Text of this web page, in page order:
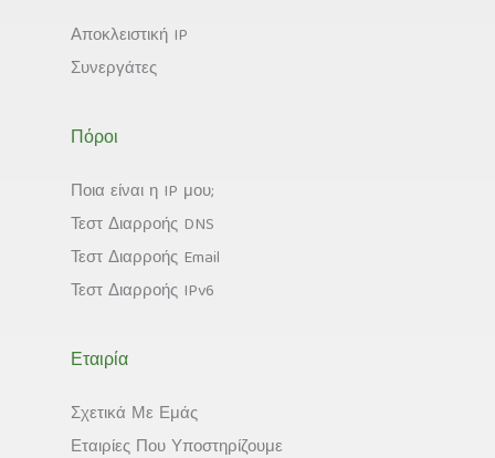
Αποκλειστική IP
Συνεργάτες
Πόροι
Ποια είναι η IP μου;
Τεστ Διαρροής DNS
Τεστ Διαρροής Email
Τεστ Διαρροής IPv6
Εταιρία
Σχετικά Με Εμάς
Εταιρίες Που Υποστηρίζουμε